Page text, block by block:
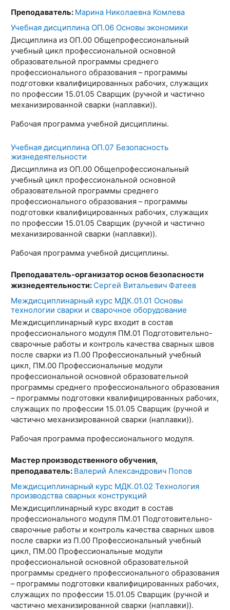
Преподаватель: Марина Николаевна Комлева
Учебная дисциплина ОП.06 Основы экономики
Дисциплина из ОП.00 Общепрофессиональный
учебный цикл профессиональной основной
образовательной программы среднего
профессионального образования – программы
подготовки квалифицированных рабочих, служащих
по профессии 15.01.05 Сварщик (ручной и частично
механизированной сварки (наплавки)).
Рабочая программа учебной дисциплины.
Учебная дисциплина ОП.07 Безопасность
жизнедеятельности
Дисциплина из ОП.00 Общепрофессиональный
учебный цикл профессиональной основной
образовательной программы среднего
профессионального образования – программы
подготовки квалифицированных рабочих, служащих
по профессии 15.01.05 Сварщик (ручной и частично
механизированной сварки (наплавки)).
Рабочая программа учебной дисциплины.
Преподаватель-организатор основ безопасности
жизнедеятельности:Сергей Витальевич Фатеев
Междисциплинарный курс МДК.01.01 Основы
технологии сварки и сварочное оборудование
Междисциплинарный курс входит в состав
профессионального модуля ПМ.01 Подготовительно-
сварочные работы и контроль качества сварных швов
после сварки из П.00 Профессиональный учебный
цикл, ПМ.00 Профессиональные модули
профессиональной основной образовательной
программы среднего профессионального образования
– программы подготовки квалифицированных рабочих,
служащих по профессии 15.01.05 Сварщик (ручной и
частично механизированной сварки (наплавки)).
Рабочая программа профессионального модуля.
Мастер производственного обучения,
преподаватель: Валерий Александрович Попов
Междисциплинарный курс МДК.01.02 Технология
производства сварных конструкций
Междисциплинарный курс входит в состав
профессионального модуля ПМ.01 Подготовительно-
сварочные работы и контроль качества сварных швов
после сварки из П.00 Профессиональный учебный
цикл, ПМ.00 Профессиональные модули
профессиональной основной образовательной
программы среднего профессионального образования
– программы подготовки квалифицированных рабочих,
служащих по профессии 15.01.05 Сварщик (ручной и
частично механизированной сварки (наплавки)).